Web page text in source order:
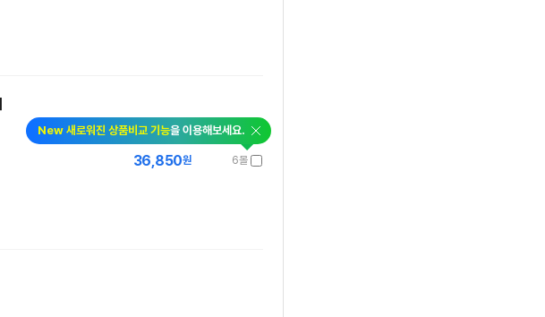
New 새로워진 상품비교 기능을 이용해보세요.
6몰
36,850원